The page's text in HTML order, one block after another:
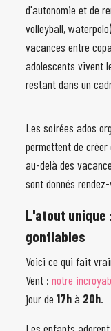
d'autonomie et de
volleyball,
vacances entre
adolescents vivent
restant dans un
Les soirées ados organisées plusieurs fois par semaine
permettent de
au-delà des
sont donnés
L'atout unique : Le parc de structures
gonflables
Voici ce qui fait vraiment la différence au Camping Gorge
Vent :notre
jour de17hà 20h.